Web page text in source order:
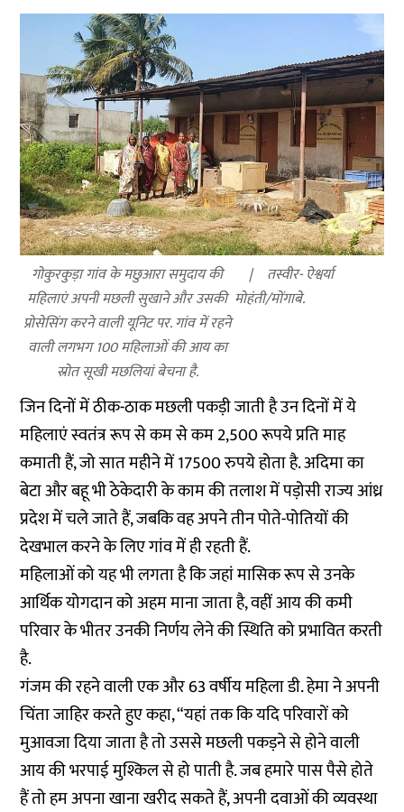
गोकुरकुड़ा गांव के मछुआरा समुदाय की
महिलाएं अपनी मछली सुखाने और उसकी
प्रोसेसिंग करने वाली यूनिट पर. गांव में रहने
वाली लगभग 100 महिलाओं की आय का
स्रोत सूखी मछलियां बेचना है.
तस्वीर- ऐश्वर्या
मोहंती/मोंगाबे.
जिन दिनों में ठीक-ठाक मछली पकड़ी जाती है उन दिनों में ये
महिलाएं स्वतंत्र रूप से कम से कम 2,500 रूपये प्रति माह
कमाती हैं, जो सात महीने में 17500 रुपये होता है. अदिमा का
बेटा और बहू भी ठेकेदारी के काम की तलाश में पड़ोसी राज्य आंध्र
प्रदेश में चले जाते हैं, जबकि वह अपने तीन पोते-पोतियों की
देखभाल करने के लिए गांव में ही रहती हैं.
महिलाओं को यह भी लगता है कि जहां मासिक रूप से उनके
आर्थिक योगदान को अहम माना जाता है, वहीं आय की कमी
परिवार के भीतर उनकी निर्णय लेने की स्थिति को प्रभावित करती
है.
गंजम की रहने वाली एक और 63 वर्षीय महिला डी. हेमा ने अपनी
चिंता जाहिर करते हुए कहा, “यहां तक ​​​​कि यदि परिवारों को
मुआवजा दिया जाता है तो उससे मछली पकड़ने से होने वाली
आय की भरपाई मुश्किल से हो पाती है. जब हमारे पास पैसे होते
हैं तो हम अपना खाना खरीद सकते हैं, अपनी दवाओं की व्यवस्था